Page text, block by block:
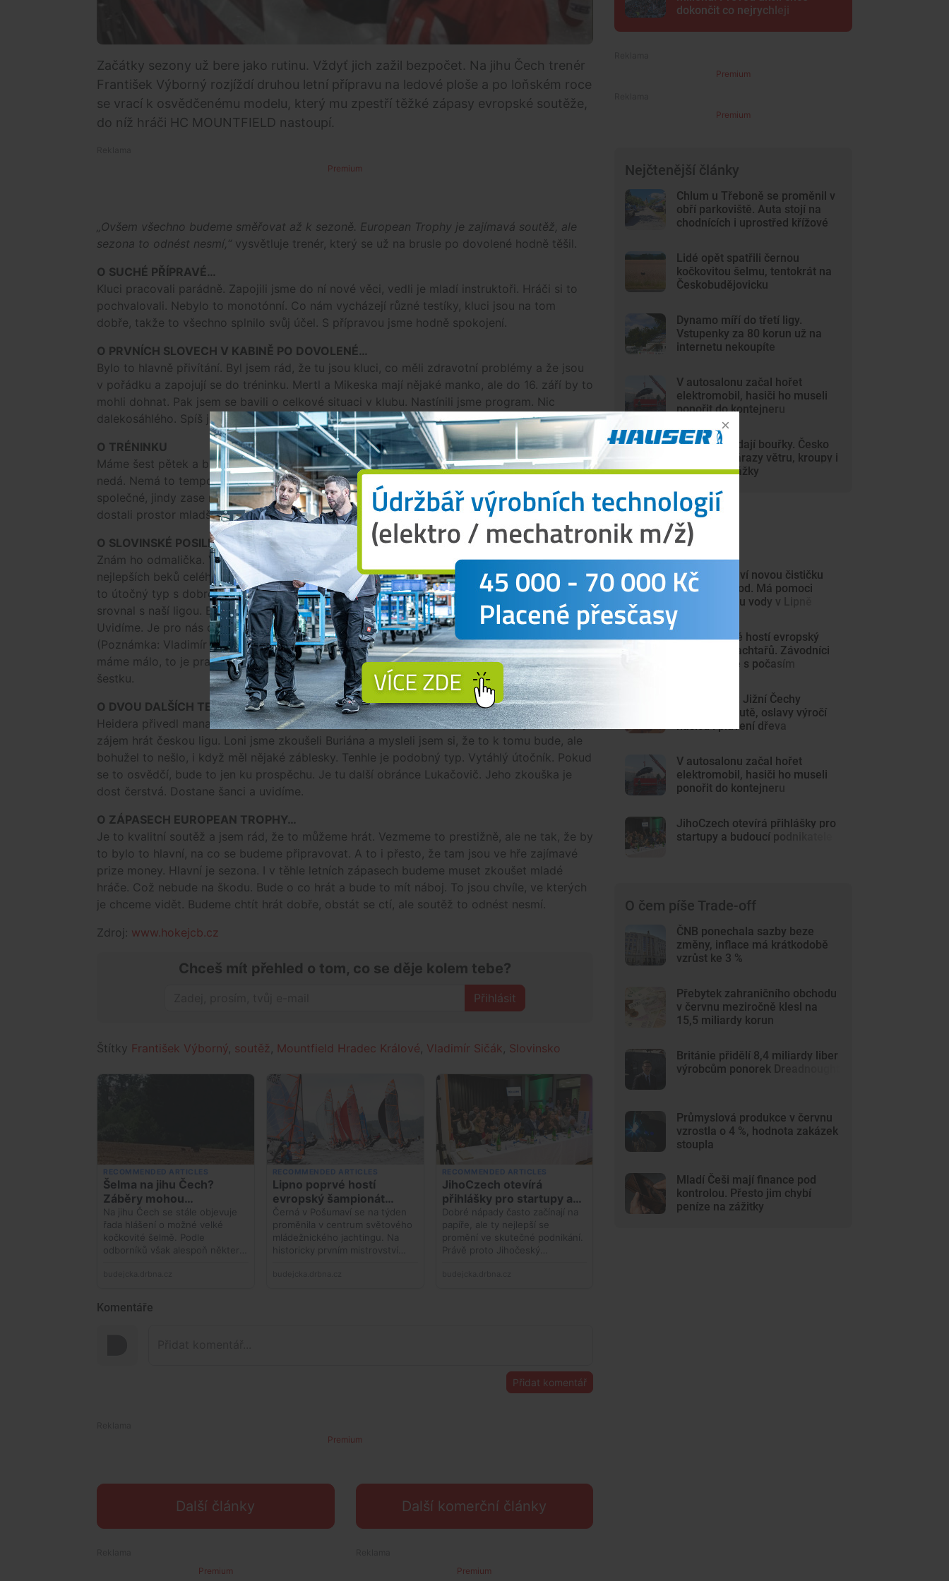
Začátky sezony už bere jako rutinu. Vždyť jich zažil bezpočet. Na jihu Čech trenér
František Výborný rozjíždí druhou letní přípravu na ledové ploše a po loňském roce
se vrací k osvědčenému modelu, který mu zpestří těžké zápasy evropské soutěže,
do níž hráči HC MOUNTFIELD nastoupí.
Premium
„Ovšem všechno budeme směřovat až k sezoně. European Trophy je zajímavá soutěž, ale
sezona to odnést nesmí,“ vysvětluje trenér, který se už na brusle po dovolené hodně těšil.
O SUCHÉ PŘÍPRAVÉ…
Kluci pracovali parádně. Zapojili jsme do ní nové věci, vedli je mladí instruktoři. Hráči si to
pochvalovali. Nebylo to monotónní. Co nám vycházejí různé testíky, kluci jsou na tom
dobře, takže to všechno splnilo svůj účel. S přípravou jsme hodně spokojení.
O PRVNÍCH SLOVECH V KABINĚ PO DOVOLENÉ…
Bylo to hlavně přivítání. Byl jsem rád, že tu jsou kluci, co měli zdravotní problémy a že jsou
v pořádku a zapojují se do tréninku. Mertl a Mikeska mají nějaké manko, ale do 16. září by to
mohli dohnat. Pak jsem se bavili o celkové situaci v klubu. Nastínili jsme program. Nic
dalekosáhlého. Spíš jen výhled na první dny.
O TRÉNINKU
Máme šest pětek a budeme na skupiny. Loni se to osvědčilo. V šesti pětkách se trénovat
nedá. Nemá to tempo, ani kvalitu. Odpoledne to budou tréninky herní, takže někdy
společné, jindy zase na skupiny. První zápasy s Kladnem a Třebíčí počítáme s tím, že by
dostali prostor mladší hráči, abychom je mohli vidět hrát.
O SLOVINSKÉ POSILE…
Znám ho odmalička. Ve Slovinsku to byl nejlepší bek posledních let. V roce 2006 byl jeden z
nejlepších beků celého mistrovství světa, ale poslední dobou jsem ho trochu ztratil z očí. Je
to útočný typ s dobrou střelou a dost agresivní a v nejlepších letech. Je potřeba, aby se
srovnal s naší ligou. Byl trochu jižní krev, impulsivnější a v tom ho budeme muset brzdit.
Uvidíme. Je pro nás dobrou alternativou. Počítal jsem, že bude Pepa Melichar. Se Sígrem
(Poznámka: Vladimír Sičák) jsem moc nepočítal. Skutečnost je taková, že to nešlo. Beků
máme málo, to je pravda. Zapojíme i mladé a třeba se z nich nějaký ukáže a bude doplňovat
šestku.
O DVOU DALŠÍCH TESTOVANÝCH HRÁČÍCH…
Heidera přivedl manažer Pepa Zajíc. Sledoval ho týden v Písku. Pochází z Opavy a měl by
zájem hrát českou ligu. Loni jsme zkoušeli Buriána a mysleli jsem si, že to k tomu bude, ale
bohužel to nešlo, i když měl nějaké záblesky. Tenhle je podobný typ. Vytáhlý útočník. Pokud
se to osvědčí, bude to jen ku prospěchu. Je tu další obránce Lukačovič. Jeho zkouška je
dost čerstvá. Dostane šanci a uvidíme.
O ZÁPASECH EUROPEAN TROPHY…
Je to kvalitní soutěž a jsem rád, že to můžeme hrát. Vezmeme to prestižně, ale ne tak, že by
to bylo to hlavní, na co se budeme připravovat. A to i přesto, že tam jsou ve hře zajímavé
prize money. Hlavní je sezona. I v těhle letních zápasech budeme muset zkoušet mladé
hráče. Což nebude na škodu. Bude o co hrát a bude to mít náboj. To jsou chvíle, ve kterých
je chceme vidět. Budeme chtít hrát dobře, obstát se ctí, ale soutěž to odnést nesmí.
Zdroj: www.hokejcb.cz
Chceš mít přehled o tom, co se děje kolem tebe?
Přihlásit
Štítky František Výborný soutěž Mountfield Hradec Králové Vladimír Sičák Slovinsko
Komentáře
Přidat komentář
Premium
Další články Další komerční články
dokončit co nejrychleji
Premium
Premium
Nejčtenější články
Chlum u Třeboně se proměnil v
obří parkoviště. Auta stojí na
chodnících i uprostřed křížové
Lidé opět spatřili černou
kočkovitou šelmu, tentokrát na
Českobudějovicku
Dynamo míří do třetí ligy.
Vstupenky za 80 korun už na
internetu nekoupíte
V autosalonu začal hořet
elektromobil, hasiči ho museli
ponořit do kontejneru
Vedra vystřídají bouřky. Česko
zasáhnou nárazy větru, kroupy i
přívalové srážky
Nejnovější články
Volary postaví novou čističku
odpadních vod. Má pomoci
zlepšit kvalitu vody v Lipně
Lipno poprvé hostí evropský
šampionát jachtařů. Závodníci
bojují hlavně s počasím
Kulturní tipy: Jižní Čechy
nabídnou poutě, oslavy výročí
hasičů i plavení dřeva
V autosalonu začal hořet
elektromobil, hasiči ho museli
ponořit do kontejneru
JihoCzech otevírá přihlášky pro
startupy a budoucí podnikatele
O čem píše Trade-off
ČNB ponechala sazby beze
změny, inflace má krátkodobě
vzrůst ke 3 %
Přebytek zahraničního obchodu
v červnu meziročně klesl na
15,5 miliardy korun
Británie přidělí 8,4 miliardy liber
výrobcům ponorek Dreadnought
Průmyslová produkce v červnu
vzrostla o 4 %, hodnota zakázek
stoupla
Mladí Češi mají finance pod
kontrolou. Přesto jim chybí
peníze na zážitky
Premium Premium